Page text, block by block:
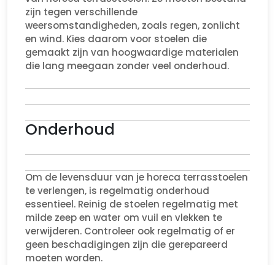
zijn tegen verschillende
weersomstandigheden, zoals regen, zonlicht
en wind. Kies daarom voor stoelen die
gemaakt zijn van hoogwaardige materialen
die lang meegaan zonder veel onderhoud.
Onderhoud
Om de levensduur van je horeca terrasstoelen
te verlengen, is regelmatig onderhoud
essentieel. Reinig de stoelen regelmatig met
milde zeep en water om vuil en vlekken te
verwijderen. Controleer ook regelmatig of er
geen beschadigingen zijn die gerepareerd
moeten worden.